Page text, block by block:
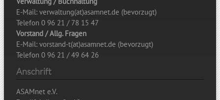
E-Mail: verwaltung(at)asamnet.de (bevorzugt)
Telefon 0 96 21 / 78 15 47
Vorstand / Allg. Fragen
E-Mail: vorstand-t(at)asamnet.de (bevorzugt)
Telefon 0 96 21 / 49 64 26
Anschrift
ASAMnet e.V.